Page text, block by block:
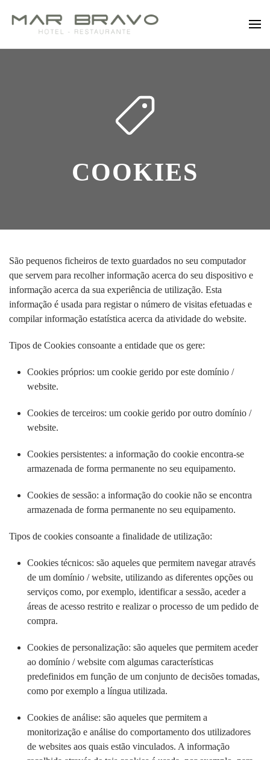
Saltar para o conteúdo principal
COOKIES
São pequenos ficheiros de texto guardados no seu computador
que servem para recolher informação acerca do seu dispositivo e
informação acerca da sua experiência de utilização. Esta
informação é usada para registar o número de visitas efetuadas e
compilar informação estatística acerca da atividade do website.
Tipos de Cookies consoante a entidade que os gere:
Cookies próprios: um cookie gerido por este domínio /
website.
Cookies de terceiros: um cookie gerido por outro domínio /
website.
Cookies persistentes: a informação do cookie encontra-se
armazenada de forma permanente no seu equipamento.
Cookies de sessão: a informação do cookie não se encontra
armazenada de forma permanente no seu equipamento.
Tipos de cookies consoante a finalidade de utilização:
Cookies técnicos: são aqueles que permitem navegar através
de um domínio / website, utilizando as diferentes opções ou
serviços como, por exemplo, identificar a sessão, aceder a
áreas de acesso restrito e realizar o processo de um pedido de
compra.
Cookies de personalização: são aqueles que permitem aceder
ao domínio / website com algumas características
predefinidos em função de um conjunto de decisões tomadas,
como por exemplo a língua utilizada.
Cookies de análise: são aqueles que permitem a
monitorização e análise do comportamento dos utilizadores
de websites aos quais estão vinculados. A informação